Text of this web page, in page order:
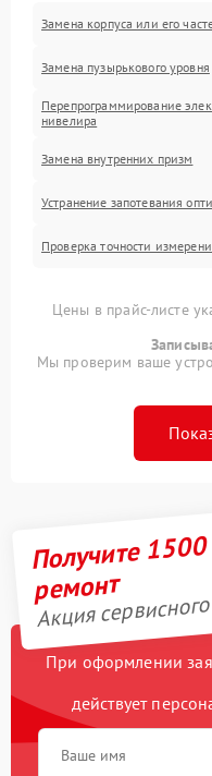
Замена корпуса или его
Замена пузырькового уровня
Перепрограммирование
нивелира
Замена внутренних призм
Устранение запотевания
Проверка точности
Цены в прайс-листе
Мы проверим ваше
Получите
ремонт
Акция
При оформлении
действует